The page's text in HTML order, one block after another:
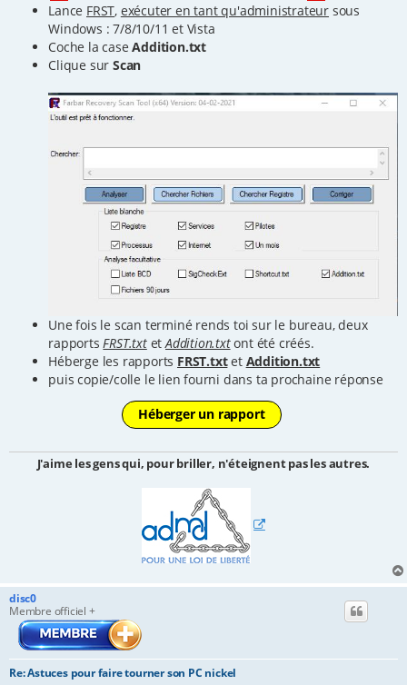
Lance FRST, exécuter en tant qu'administrateur sous
Windows : 7/8/10/11 et Vista
Coche la caseAddition.txt
Clique sur Scan
Une fois le scan terminé rends toi sur le bureau, deux
rapports FRST.txtet Addition.txtont été créés.
Héberge les rapports FRST.txtet Addition.txt
puis copie/colle le lien fourni dans ta prochaine réponse
Héberger un rapport
J'aime les gens qui, pour briller, n'éteignent pas les autres.
disc0
Membre officiel +
Re: Astuces pour faire tourner son PC nickel